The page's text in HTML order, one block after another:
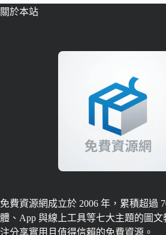
關於本站
免費資源網成立於 2006 年，累積超過
體、App 與線上工具等七大主題的圖
注分享實用且值得信賴的免費資源。